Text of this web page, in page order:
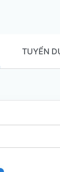
TUYỂN